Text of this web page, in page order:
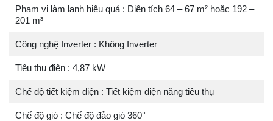
Phạm vi làm lạnh hiệu quả : Diện tích 64 – 67 m² hoặc 192 –
201 m³
Công nghệ Inverter : Không Inverter
Tiêu thụ điện : 4,87 kW
Chế độ tiết kiệm điện : Tiết kiệm điện năng tiêu thụ
Chế độ gió : Chế độ đảo gió 360°